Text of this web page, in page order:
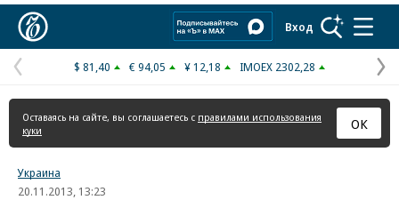
Вход
Предыдущая
страница
$ 81,40 € 94,05 ¥ 12,18 IMOEX 2302,28
Оставаясь на сайте, вы соглашаетесь с правилами использования
куки
ОК
Украина
20.11.2013, 13:23